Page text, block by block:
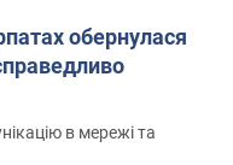
обернулася
в мережі та